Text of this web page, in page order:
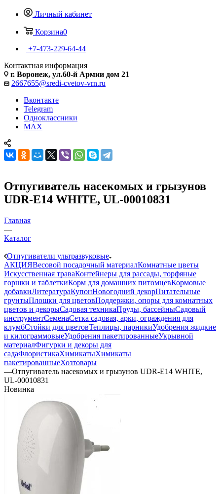
Личный кабинет
Корзина0
+7-473-229-64-44
Контактная информация
г. Воронеж, ул.60-й Армии дом 21
2667655@sredi-cvetov-vrn.ru
Вконтакте
Telegram
Одноклассники
MAX
Отпугиватель насекомых и грызунов
UDR-E14 WHITE, UL-00010831
Главная
—
Каталог
—
Отпугиватели ультразвуковые
АКЦИЯВесовой посадочный материалКомнатные цветы
Искусственная траваКонтейнеры для рассады, торфяные
горшки и таблеткиКорм для домашних питомцевКормовые
добавкиЛитератураКупонНовогодний декорПитательные
грунтыПлошки для цветовПоддержки, опоры для комнатных
цветов и декорыСадовая техникаПруды, бассейныСадовый
инструментСеменаСетка садовая, арки, ограждения для
клумбСтойки для цветовТеплицы, парникиУдобрения жидкие
и килограммовыеУдобрения пакетированныеУкрывной
материалФигурки и декоры для
садаФлористикаХимикатыХимикаты
пакетированныеХозтовары
—Отпугиватель насекомых и грызунов UDR-E14 WHITE,
UL-00010831
Новинка